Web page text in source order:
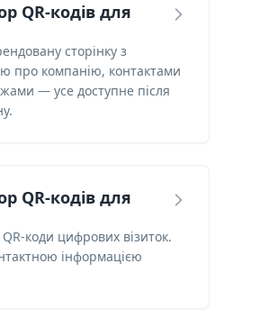
QR-кодів для
сторінку з
про компанію, контактами
— усе доступне після
QR-кодів для
коди цифрових візиток.
інформацією